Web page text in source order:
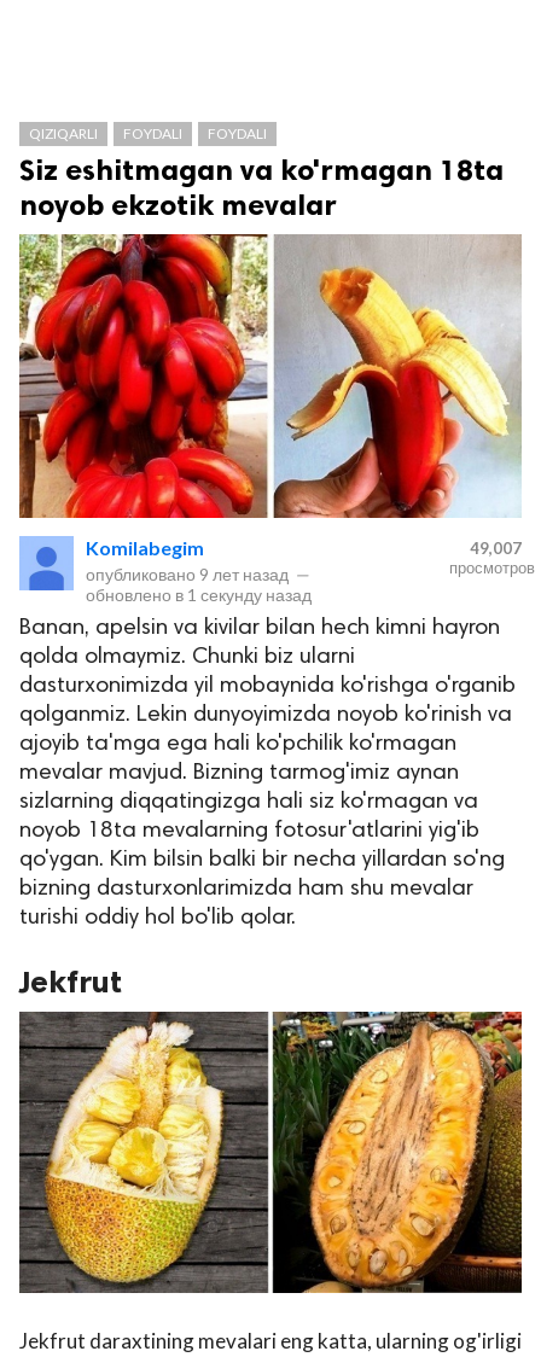
защищены.
QIZIQARLI FOYDALI FOYDALI
Siz eshitmagan va ko'rmagan 18ta
noyob ekzotik mevalar
Komilabegim
опубликовано 9 лет назад —
обновлено в 1 секунду назад
49,007
просмотров
Banan, apelsin va kivilar bilan hech kimni hayron
qolda olmaymiz. Chunki biz ularni
dasturxonimizda yil mobaynida ko'rishga o'rganib
qolganmiz. Lekin dunyoyimizda noyob ko'rinish va
ajoyib ta'mga ega hali ko'pchilik ko'rmagan
mevalar mavjud. Bizning tarmog'imiz aynan
sizlarning diqqatingizga hali siz ko'rmagan va
noyob 18ta mevalarning fotosur'atlarini yig'ib
qo'ygan. Kim bilsin balki bir necha yillardan so'ng
bizning dasturxonlarimizda ham shu mevalar
turishi oddiy hol bo'lib qolar.
Jekfrut
Jekfrut daraxtining mevalari eng katta, ularning og'irligi